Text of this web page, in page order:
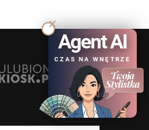
Agent AI
CZAS NA WNĘTRZE